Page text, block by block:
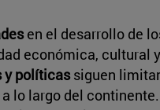
en el desarrollo de
económica, cultural
y políticassiguen
lo largo del